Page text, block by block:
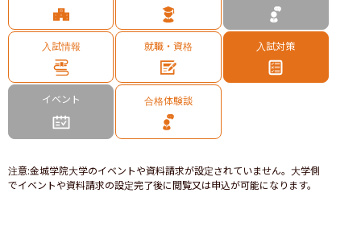
入試情報 就職・資格 入試対策
イベント 合格体験談
注意:金城学院大学のイベントや資料請求が設定されていません。大学側
でイベントや資料請求の設定完了後に閲覧又は申込が可能になります。